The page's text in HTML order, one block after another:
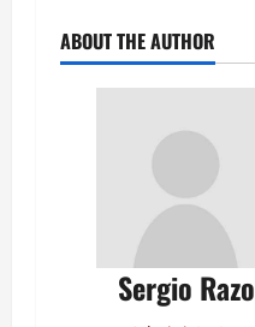
ABOUT THE AUTHOR
Sergio Razo